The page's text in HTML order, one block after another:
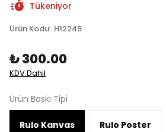
Tükeniyor
Ürün Kodu: H12249
₺ 300.00
KDV Dahil
Ürün Baskı Tipi
Rulo Kanvas Rulo Poster